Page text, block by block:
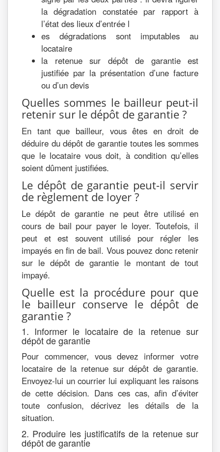
la dégradation constatée par rapport à
l’état des lieux d’entrée l
es dégradations sont imputables au
locataire
la retenue sur dépôt de garantie est
justifiée par la présentation d’une facture
ou d’un devis
Quelles sommes le bailleur peut-il
retenir sur le dépôt de garantie ?
En tant que bailleur, vous êtes en droit de
déduire du dépôt de garantie toutes les sommes
que le locataire vous doit, à condition qu’elles
soient dûment justifiées.
Le dépôt de garantie peut-il servir
de règlement de loyer ?
Le dépôt de garantie ne peut être utilisé en
cours de bail pour payer le loyer. Toutefois, il
peut et est souvent utilisé pour régler les
impayés en fin de bail. Vous pouvez donc retenir
sur le dépôt de garantie le montant de tout
impayé.
Quelle est la procédure pour que
le bailleur conserve le dépôt de
garantie ?
1. Informer le locataire de la retenue sur
dépôt de garantie
Pour commencer, vous devez informer votre
locataire de la retenue sur dépôt de garantie.
Envoyez-lui un courrier lui expliquant les raisons
de cette décision. Dans ces cas, afin d’éviter
toute confusion, décrivez les détails de la
situation.
2. Produire les justificatifs de la retenue sur
dépôt de garantie